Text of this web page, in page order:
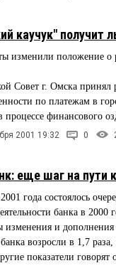
каучук" получит
изменили положение о
Совет г. Омска
по платежам в
процессе финансового
2001 19:32 0
еще шаг на пути
года состоялось
банка в 2000
изменения и
возросли в 1,7
показатели